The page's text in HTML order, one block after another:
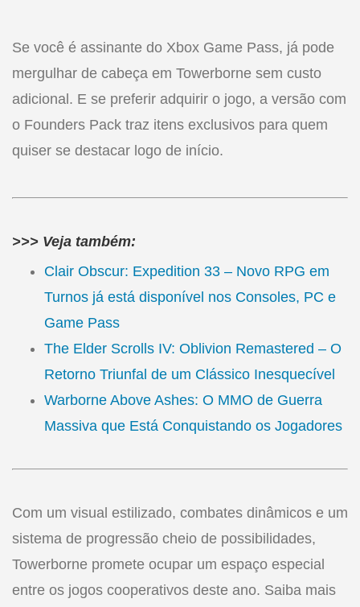
Se você é assinante do Xbox Game Pass, já pode
mergulhar de cabeça em Towerborne sem custo
adicional. E se preferir adquirir o jogo, a versão com
o Founders Pack traz itens exclusivos para quem
quiser se destacar logo de início.
>>> Veja também:
Clair Obscur: Expedition 33 – Novo RPG em
Turnos já está disponível nos Consoles, PC e
Game Pass
The Elder Scrolls IV: Oblivion Remastered – O
Retorno Triunfal de um Clássico Inesquecível
Warborne Above Ashes: O MMO de Guerra
Massiva que Está Conquistando os Jogadores​
Com um visual estilizado, combates dinâmicos e um
sistema de progressão cheio de possibilidades,
Towerborne promete ocupar um espaço especial
entre os jogos cooperativos deste ano. Saiba mais